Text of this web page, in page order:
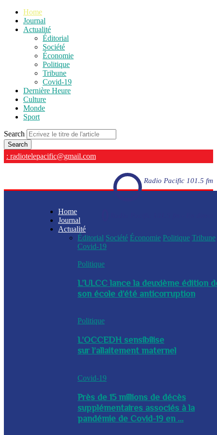
Home
Journal
Actualité
Éditorial
Société
Économie
Politique
Tribune
Covid-19
Dernière Heure
Culture
Monde
Sport
Search
: radiotelepacific@gmail.com
Radio Pacific 101.5 fm
Home
Journal
Actualité
Éditorial Société Économie Politique Tribune
Covid-19
Politique
L’ULCC lance la deuxième édition
son école d’été anticorruption
Politique
L’OCCEDH sensibilise
sur l’allaitement maternel
Covid-19
Près de 15 millions de décès
supplémentaires associés à la
pandémie de Covid-19 en ...